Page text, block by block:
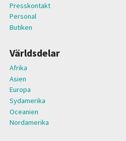
Presskontakt
Personal
Butiken
Världsdelar
Afrika
Asien
Europa
Sydamerika
Oceanien
Nordamerika